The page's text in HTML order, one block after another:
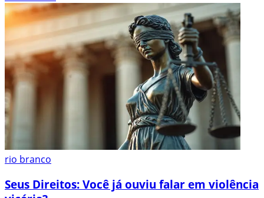
rio branco
Seus Direitos: Você já ouviu falar em violência